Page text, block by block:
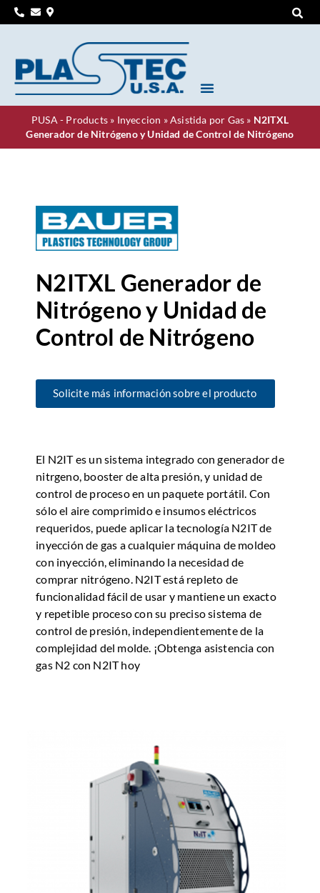
PUSA - Products» Inyeccion »Asistida por Gas » N2ITXL
Generador de Nitrógeno y Unidad de Control de Nitrógeno
N2ITXL Generador de
Nitrógeno y Unidad de
Control de Nitrógeno
Solicite más información sobre el producto
El N2IT es un sistema integrado con generador de
nitrgeno, booster de alta presión, y unidad de
control de proceso en un paquete portátil. Con
sólo el aire comprimido e insumos eléctricos
requeridos, puede aplicar la tecnología N2IT de
inyección de gas a cualquier máquina de moldeo
con inyección, eliminando la necesidad de
comprar nitrógeno. N2IT está repleto de
funcionalidad fácil de usar y mantiene un exacto
y repetible proceso con su preciso sistema de
control de presión, independientemente de la
complejidad del molde. ¡Obtenga asistencia con
gas N2 con N2IT hoy